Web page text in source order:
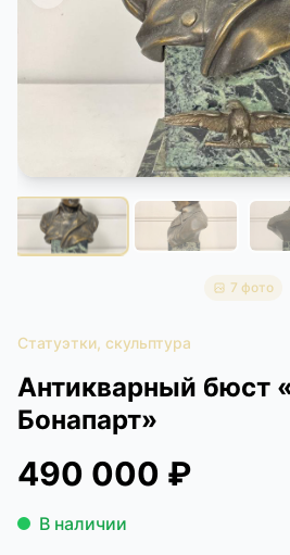
КОНТАКТЫ
ДОСТАВКА И ОПЛАТА
7 фото
Статуэтки, скульптура
Антикварный бюст
Бонапарт»
490 000 ₽
В наличии